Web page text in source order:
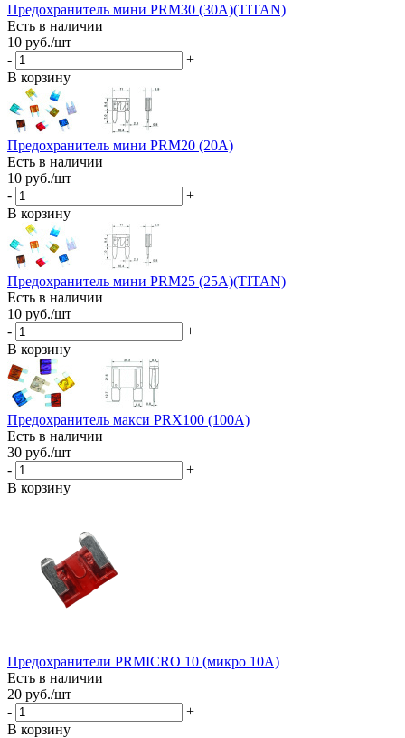
Предохранитель мини PRM30 (30A)(TITAN)
Есть в наличии
10 руб./шт
-
+
В корзину
Предохранитель мини PRM20 (20A)
Есть в наличии
10 руб./шт
-
+
В корзину
Предохранитель мини PRM25 (25A)(TITAN)
Есть в наличии
10 руб./шт
-
+
В корзину
Предохранитель макси PRX100 (100A)
Есть в наличии
30 руб./шт
-
+
В корзину
Предохранители PRMICRO 10 (микро 10A)
Есть в наличии
20 руб./шт
-
+
В корзину